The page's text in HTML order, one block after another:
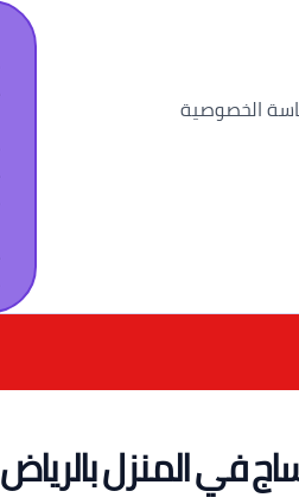
الخصوصية
في المنزل بالرياض